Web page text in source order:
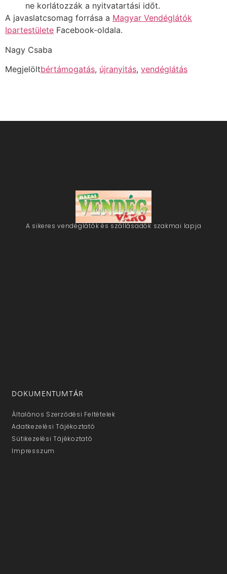
ne korlátozzák a nyitvatartási időt.
A javaslatcsomag forrása a Magyar Vendéglátók
Ipartestülete Facebook-oldala.
Nagy Csaba
Megjelöltbértámogatás, újranyitás, vendéglátás
A sikeres vendéglátók és szállásadók szakmai lapja
DOKUMENTUMTÁR
Általános Szerződési Feltételek
Adatkezelési Tájékoztató
Sütikezelési Tájékoztató
Impresszum